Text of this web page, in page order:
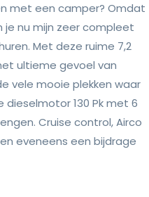
met een camper? Omdat
je nu mijn zeer compleet
Met deze ruime 7,2
ultieme gevoel van
vele mooie plekken waar
130 Pk met 6
Cruise control, Airco
eveneens een bijdrage